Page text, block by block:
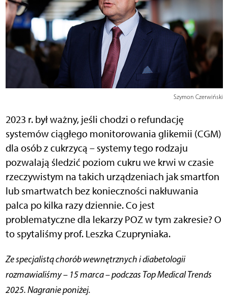
Szymon Czerwiński
2023 r. był ważny, jeśli chodzi o refundację
systemów ciągłego monitorowania glikemii (CGM)
dla osób z cukrzycą – systemy tego rodzaju
pozwalają śledzić poziom cukru we krwi w czasie
rzeczywistym na takich urządzeniach jak smartfon
lub smartwatch bez konieczności nakłuwania
palca po kilka razy dziennie. Co jest
problematyczne dla lekarzy POZ w tym zakresie? O
to spytaliśmy prof. Leszka Czupryniaka.
Ze specjalistą chorób wewnętrznych i diabetologii
rozmawialiśmy – 15 marca – podczas Top Medical Trends
2025. Nagranie poniżej.